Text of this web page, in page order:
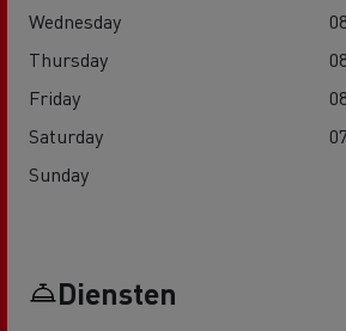
Wednesday
Thursday
Friday
Saturday
Sunday
Diensten